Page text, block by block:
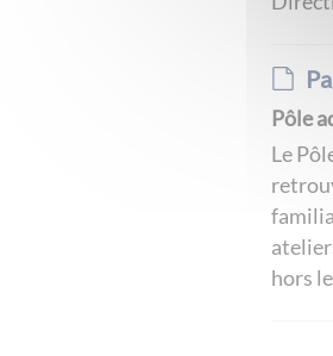
Pôle
Le
hors